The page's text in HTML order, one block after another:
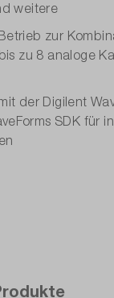
weitere
zur
zu 8 analoge
der Digilent
SDK für